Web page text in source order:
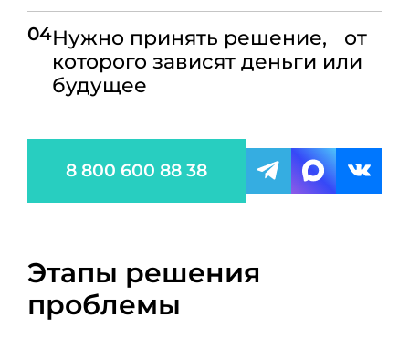
04Нужно принять решение, от
которого зависят деньги или
будущее
8 800 600 88 38
Этапы решения
проблемы